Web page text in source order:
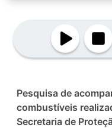
Pesquisa de
combustíveis
Secretaria de